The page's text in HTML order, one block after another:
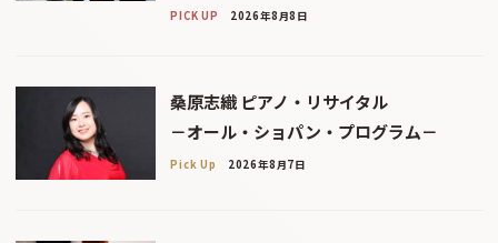
PICK UP 2026年8月8日
桑原志織 ピアノ・リサイタル
－オール・ショパン・プログラム－
Pick Up 2026年8月7日